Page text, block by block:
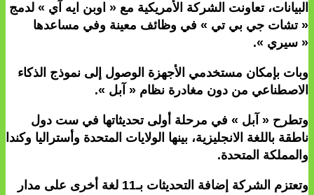
البيانات، تعاونت الشركة الأمريكية مع « اوبن ايه آي » لدمج
« تشات جي بي تي » في وظائف معينة وفي مساعدها
« سيري ».
وبات بإمكان مستخدمي الأجهزة الوصول إلى نموذج الذكاء
الاصطناعي من دون مغادرة نظام « آبل ».
وتطرح « آبل » في مرحلة أولى تحديثاتها في ست دول
ناطقة باللغة الانجليزية، بينها الولايات المتحدة وأستراليا وكندا
والمملكة المتحدة.
وتعتزم الشركة إضافة التحديثات بـ11 لغة أخرى على مدار